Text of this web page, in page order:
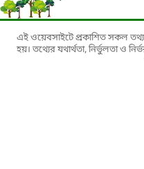
জরুরী অভ্যন্তরীণ
এই ওয়েবসাইটে প্রকাশিত সকল তথ্য
হয়। তথ্যের যথার্থতা, নির্ভুলতা ও